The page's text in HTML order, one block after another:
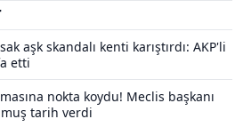
aşk skandalı kenti karıştırdı: AKP'li
etti
nokta koydu! Meclis başkanı
tarih verdi